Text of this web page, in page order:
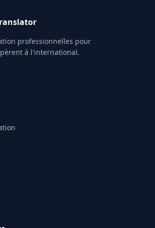
professionnelles pour
à l'international.